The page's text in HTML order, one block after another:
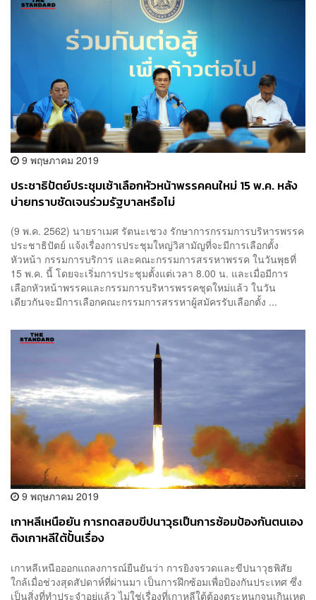
9 พฤษภาคม 2019
ประชาธิปัตย์ประชุมเช้าเลือกหัวหน้าพรรคคนใหม่ 15 พ.ค. หลัง
บ่ายทราบชัดเจนร่วมรัฐบาลหรือไม่
(9 พ.ค. 2562) นายราเมศ รัตนะเชวง รักษาการกรรมการบริหารพรรค
ประชาธิปัตย์ แจ้งเรื่องการประชุมใหญ่วิสามัญที่จะมีการเลือกตั้ง
หัวหน้า กรรมการบริการ และคณะกรรมการสรรหาพรรค ในวันพุธที่
15 พ.ค. นี้ โดยจะเริ่มการประชุมตั้งแต่เวลา 8.00 น. และเมื่อมีการ
เลือกหัวหน้าพรรคและกรรมการบริหารพรรคชุดใหม่แล้ว ในวัน
เดียวกันจะมีการเลือกคณะกรรมการสรรหาผู้สมัครรับเลือกตั้ง ...
9 พฤษภาคม 2019
เกาหลีเหนือยัน การทดสอบขีปนาวุธเป็นการซ้อมป้องกันตนเอง
ติงเกาหลีใต้ปั้นเรื่อง
เกาหลีเหนือออกแถลงการณ์ยืนยันว่า การยิงจรวดและขีปนาวุธพิสัย
ใกล้เมื่อช่วงสุดสัปดาห์ที่ผ่านมา เป็นการฝึกซ้อมเพื่อป้องกันประเทศ ซึ่ง
เป็นสิ่งที่ทำประจำอยู่แล้ว ไม่ใช่เรื่องที่เกาหลีใต้ต้องตระหนกจนเกินเหตุ